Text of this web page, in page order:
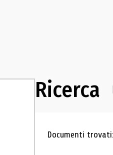
Ricerca
Documenti